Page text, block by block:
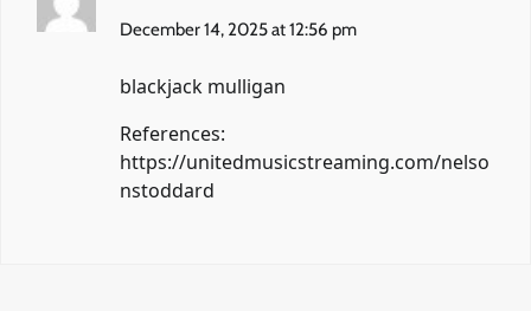
December 14, 2025 at 12:56 pm
blackjack mulligan
References:
https://unitedmusicstreaming.com/nelso
nstoddard